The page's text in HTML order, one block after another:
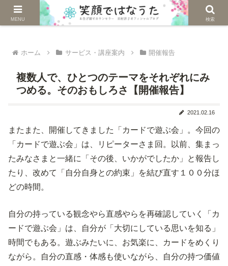
じぶんを生きる。自然に生きる。
ホーム サービス・講座案内 開催報告
複数人で、ひとつのテーマをそれぞれにみ
つめる。そのおもしろさ【開催報告】
2021.02.16
またまた、開催してきました「カードで遊ぶ会」。今回の
「カードで遊ぶ会」は、リピーターさま回。以前、集まっ
たみなさまと一緒に「その後、いかがでしたか」と報告し
たり、改めて「自分自身との約束」を結び直す１００分ほ
どの時間。
自分の持っている観念やら直感やらを再確認していく「カ
ードで遊ぶ会」は、自分が「大切にしている思いを知る」
時間でもある。遊ぶみたいに、お気楽に、カードをめくり
ながら。自分の直感・体感も使いながら、自分の持つ価値
MENU 検索